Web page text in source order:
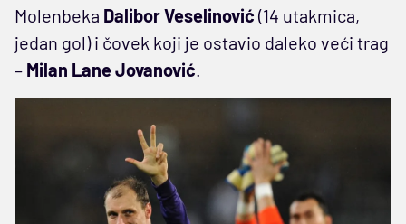
Molenbeka Dalibor Veselinović (14 utakmica,
jedan gol) i čovek koji je ostavio daleko veći trag
– Milan Lane Jovanović.